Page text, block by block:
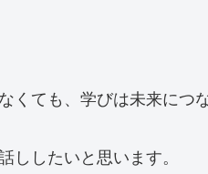
くても、学びは未来につ
ししたいと思います。